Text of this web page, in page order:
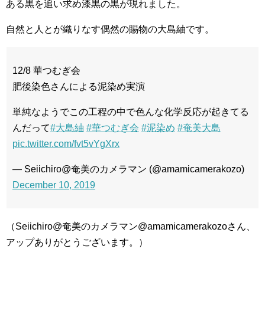
ある黒を追い求め漆黒の黒が現れました。
自然と人とが織りなす偶然の賜物の大島紬です。
12/8 華つむぎ会
肥後染色さんによる泥染め実演
単純なようでこの工程の中で色んな化学反応が起きてる
んだって#大島紬 #華つむぎ会 #泥染め #奄美大島
pic.twitter.com/fvt5vYgXrx
— Seiichiro@奄美のカメラマン (@amamicamerakozo)
December 10, 2019
（Seiichiro@奄美のカメラマン@amamicamerakozoさん、
アップありがとうございます。）